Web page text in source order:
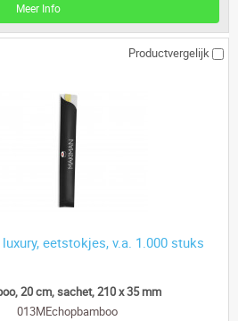
Meer Info
Productvergelijk
eetstokjes, v.a. 1.000 stuks
20 cm, sachet, 210 x 35 mm
013MEchopbamboo